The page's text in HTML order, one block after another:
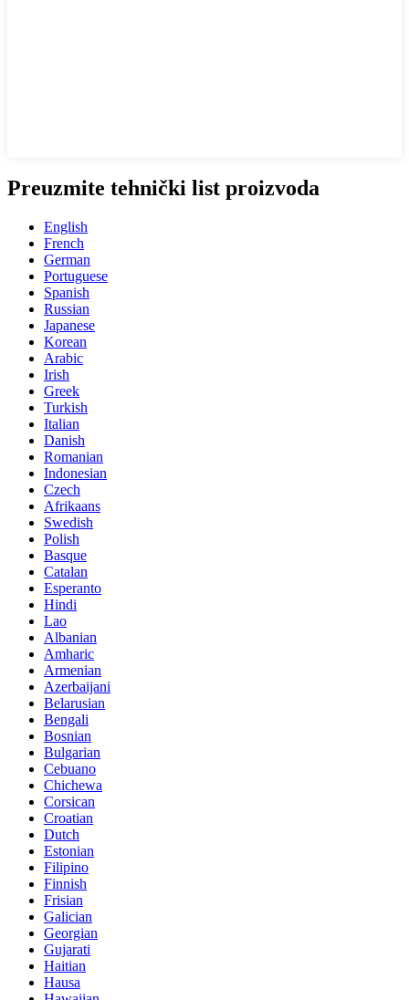
Preuzmite tehnički list proizvoda
English
French
German
Portuguese
Spanish
Russian
Japanese
Korean
Arabic
Irish
Greek
Turkish
Italian
Danish
Romanian
Indonesian
Czech
Afrikaans
Swedish
Polish
Basque
Catalan
Esperanto
Hindi
Lao
Albanian
Amharic
Armenian
Azerbaijani
Belarusian
Bengali
Bosnian
Bulgarian
Cebuano
Chichewa
Corsican
Croatian
Dutch
Estonian
Filipino
Finnish
Frisian
Galician
Georgian
Gujarati
Haitian
Hausa